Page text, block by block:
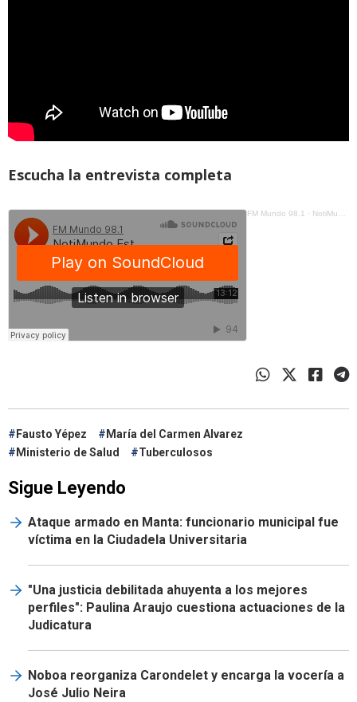
Escucha la entrevista completa
FM Mundo 98.1 · NotiMundo Estelar - Francisco Andino, Tuberculosis en el país, ¿qué se está haciendo?
Fausto Yépez
María del Carmen Alvarez
Ministerio de Salud
Tuberculosos
Sigue Leyendo
Ataque armado en Manta: funcionario municipal fue
víctima en la Ciudadela Universitaria
"Una justicia debilitada ahuyenta a los mejores
perfiles": Paulina Araujo cuestiona actuaciones de la
Judicatura
Noboa reorganiza Carondelet y encarga la vocería a
José Julio Neira